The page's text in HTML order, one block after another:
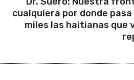
cualquiera por donde
miles las haitianas que